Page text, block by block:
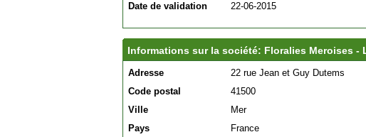
Date de validation
22-06-2015
Informations sur la société: Floralies Meroises -
Adresse
22 rue Jean et Guy Dutems
Code postal
41500
Ville
Mer
Pays
France